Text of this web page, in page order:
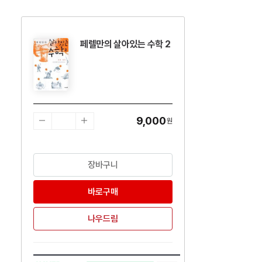
페렐만의 살아있는 수학 2
9,000원
장바구니
바로구매
나우드림